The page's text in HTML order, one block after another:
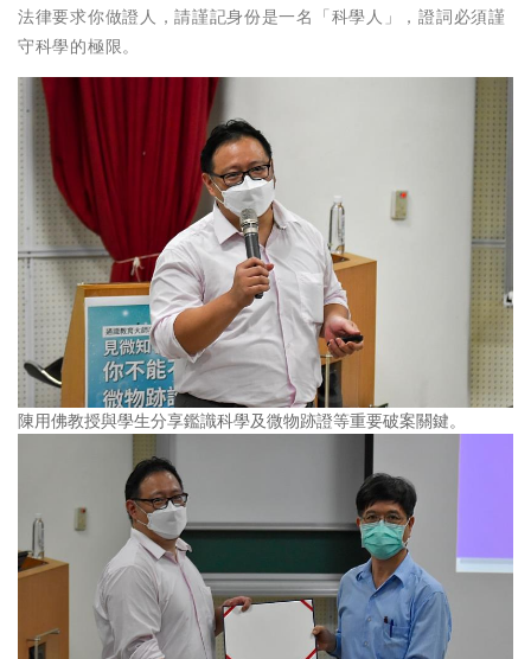
法律要求你做證人，請謹記身份是一名「科學人」，證詞必須謹
守科學的極限。
陳用佛教授與學生分享鑑識科學及微物跡證等重要破案關鍵。